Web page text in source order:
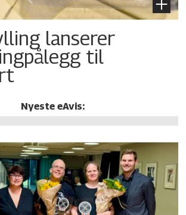
lanserer
til
Nyeste eAvis: